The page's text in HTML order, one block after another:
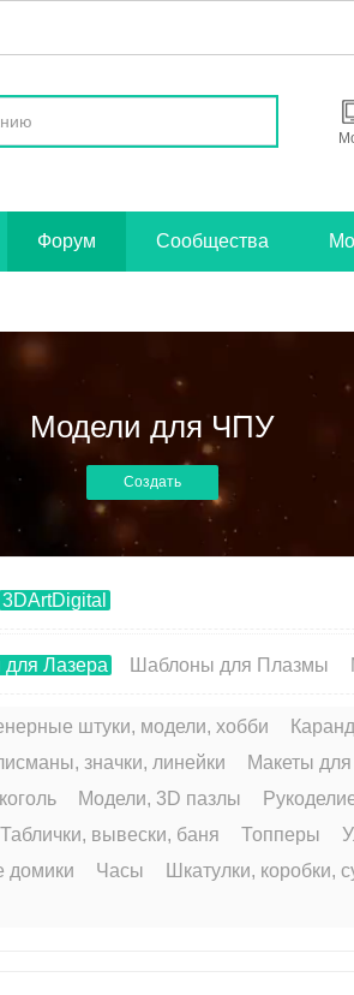
Форум Сообщества
Модели для ЧПУ
Создать
3DArtDigital
Лазера Шаблоны для Плазмы
штуки, модели, хобби
значки, линейки Макеты
Модели, 3D пазлы
Таблички, вывески, баня Топперы
домики Часы Шкатулки, коробки,